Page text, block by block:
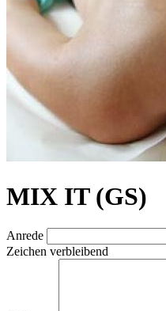
MIX IT (GS)
Anrede
Zeichen verbleibend